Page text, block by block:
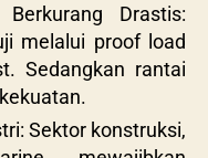
Drastis:
melalui proof load
Sedangkan rantai
Sektor konstruksi,